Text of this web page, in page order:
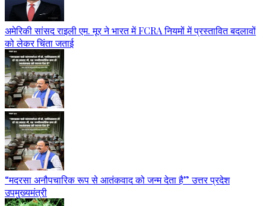
अमेरिकी सांसद राइली एम. मूर ने भारत में FCRA नियमों में प्रस्तावित बदलावों
को लेकर चिंता जताई
“मदरसा अनौपचारिक रूप से आतंकवाद को जन्म देता है” उत्तर प्रदेश
उपमुख्यमंत्री